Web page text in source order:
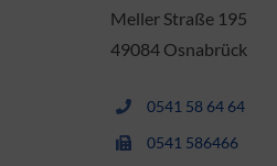
Meller Straße 195
49084 Osnabrück
0541 58 64 64
0541 586466